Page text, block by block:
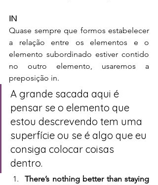
IN
Quase sempre que formos estabelecer
a relação entre os elementos e o
elemento subordinado estiver contido
no outro elemento, usaremos a
preposição in.
A grande sacada aqui é
pensar se o elemento que
estou descrevendo tem uma
superfície ou se é algo que eu
consiga colocar coisas
dentro.
There’s nothing better than staying